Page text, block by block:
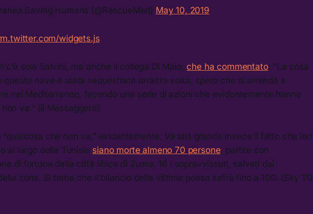
Saving Humans (@RescueMed) May 10, 2019
widgets.js
c’è solo Salvini, ma anche il collega Di Maio, che ha commentato: “La cosa
questa nave è stata sequestrata un’altra volta, spero che si arrenda e
nel Mediterraneo, facendo una serie di azioni che evidentemente hanno
va.” (il Messaggero)
“qualcosa che non va,” evidentemente. Va alla grande invece il fatto che ieri
al largo della Tunisia siano morte almeno 70 persone, partite con
di fortuna dalla città libica di Zuara. 16 i sopravvissuti, salvati dai
zona. Si teme che il bilancio delle vittime possa salire fino a 100. (Sky TG